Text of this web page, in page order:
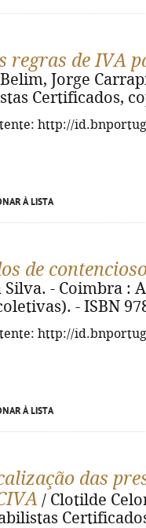
regras de IVA
Jorge
Certificados,
http://
À LISTA
de
Silva. - Coimbra :
- ISBN
http://
À LISTA
das
/ Clotilde